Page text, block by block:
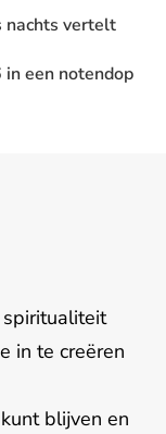
nachts vertelt
een notendop
spiritualiteit
in te creëren
blijven en